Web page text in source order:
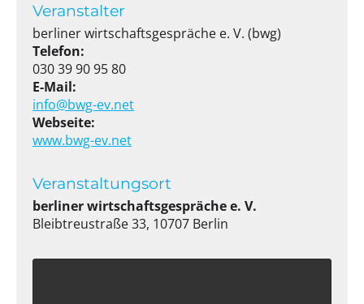
Veranstalter
berliner wirtschaftsgespräche e. V. (bwg)
Telefon:
030 39 90 95 80
E-Mail:
info@bwg-ev.net
Webseite:
www.bwg-ev.net
Veranstaltungsort
berliner wirtschaftsgespräche e. V.
Bleibtreustraße 33, 10707 Berlin